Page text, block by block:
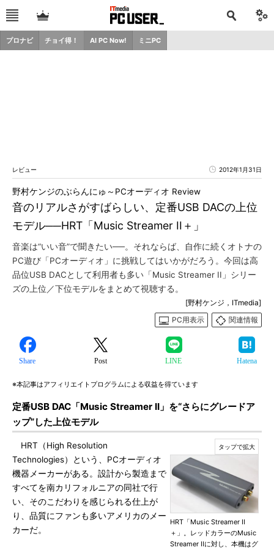
プロナビ チョイ得！ AI PC Now! ミニPC
レビュー 2012年1月31日
音のリアルさがすばらしい、定番USB DACの上位
モデル──HRT「Music Streamer II＋」
野村ケンジのぶらんにゅ～PCオーディオ Review
音楽は“いい音”で聞きたい──。それならば、自作に続くオトナの
PC遊び「PCオーディオ」に挑戦してはいかがだろう。今回は高
品位USB DACとして利用者も多い「Music Streamer II」シリー
ズの上位／下位モデルをまとめて視聴する。
[野村ケンジ，ITmedia]
PC用表示
関連情報
Share Post LINE Hatena
※本記事はアフィリエイトプログラムによる収益を得ています
定番USB DAC「Music Streamer II」を“さらにグレードア
ップ”した上位モデル
HRT「Music Streamer II
＋」。レッドカラーのMusic
Streamer IIに対し、本機はグ
HRT（High Resolution
Technologies）という、PCオーディオ
機器メーカーがある。設計から製造まで
すべてを南カリフォルニアの同社で行
い、そのこだわりを感じられる仕上が
り、品質にファンも多いアメリカのメー
カーだ。